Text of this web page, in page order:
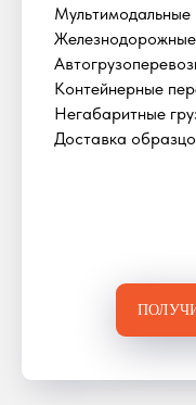
Мультимодальные
Контейнерные
Негабаритные
Доставка